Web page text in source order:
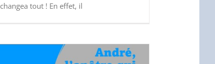
changea tout ! En effet, il